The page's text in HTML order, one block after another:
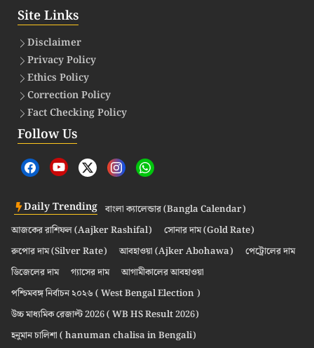
Site Links
Disclaimer
Privacy Policy
Ethics Policy
Correction Policy
Fact Checking Policy
Follow Us
Daily Trending বাংলা ক্যালেন্ডার (Bangla Calendar)
আজকের রাশিফল (Aajker Rashifal)
সোনার দাম (Gold Rate)
রুপোর দাম (Silver Rate)
আবহাওয়া (Ajker Abohawa)
পেট্রোলের দাম
ডিজেলের দাম
গ্যাসের দাম
আগামীকালের আবহাওয়া
পশ্চিমবঙ্গ নির্বাচন ২০২৬ ( West Bengal Election )
উচ্চ মাধ্যমিক রেজাল্ট 2026 ( WB HS Result 2026)
হনুমান চালিশা ( hanuman chalisa in Bengali)